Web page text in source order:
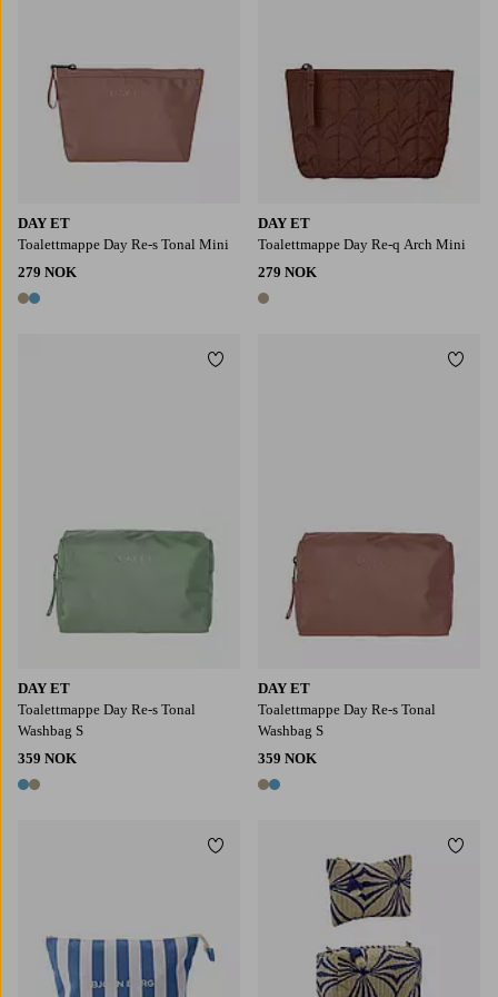
DAY ET
Toalettmappe Day Re-s Tonal Mini
279 NOK
2 farger
DAY ET
Toalettmappe Day Re-q Arch Mini
279 NOK
1 farge
DAY ET
Toalettmappe Day Re-s Tonal
Washbag S
359 NOK
2 farger
Legg til favoritter
DAY ET
Toalettmappe Day Re-s Tonal
Washbag S
359 NOK
2 farger
Legg til favoritter